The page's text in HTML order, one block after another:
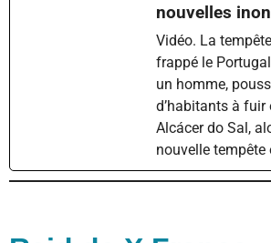
nouvelles
Vidéo. La
frappé le
un homme,
d’habitants à
Alcácer do Sal,
nouvelle tempête